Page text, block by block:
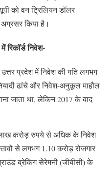
को वन ट्रिलियन डॉलर
किया है।
रिकॉर्ड निवेश-
प्रदेश में निवेश की गति लगभग
ढांचे और निवेश-अनुकूल माहौल
जाता था, लेकिन 2017 के बाद
लाख करोड़ रुपये से अधिक के निवेश
से लगभग 1.10 करोड़ रोजगार
ब्रेकिंग सेरेमनी (जीबीसी) के